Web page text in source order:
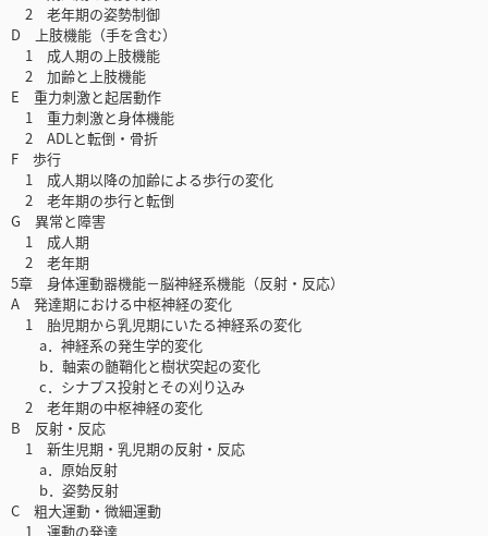
2 老年期の姿勢制御
D 上肢機能（手を含む）
1 成人期の上肢機能
2 加齢と上肢機能
E 重力刺激と起居動作
1 重力刺激と身体機能
2 ADLと転倒・骨折
F 歩行
1 成人期以降の加齢による歩行の変化
2 老年期の歩行と転倒
G 異常と障害
1 成人期
2 老年期
5章 身体運動器機能－脳神経系機能（反射・反応）
A 発達期における中枢神経の変化
1 胎児期から乳児期にいたる神経系の変化
a．神経系の発生学的変化
b．軸索の髄鞘化と樹状突起の変化
c．シナプス投射とその刈り込み
2 老年期の中枢神経の変化
B 反射・反応
1 新生児期・乳児期の反射・反応
a．原始反射
b．姿勢反射
C 粗大運動・微細運動
1 運動の発達